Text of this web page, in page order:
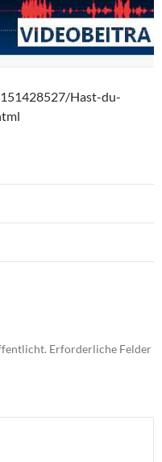
Hast-du-
Erforderliche Felder